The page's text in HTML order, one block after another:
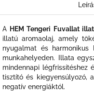
A HEM Tengeri Fuvallat
illatú aromaolaj, amely
nyugalmat és
munkahelyeden. Illata
mindennapi légfrissítéshez
tisztító és kiegyensúlyozó,
negatív energiáktól.